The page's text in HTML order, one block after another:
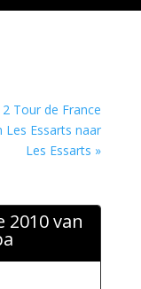
Tour de France
Les Essarts naar
Les Essarts »
2010 van